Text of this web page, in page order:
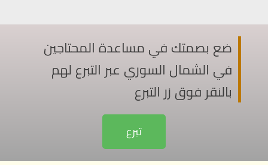
ضع بصمتك في مساعدة المحتاجين
في الشمال السوري عبر التبرع لهم
بالنقر فوق زر التبرع
تبرع